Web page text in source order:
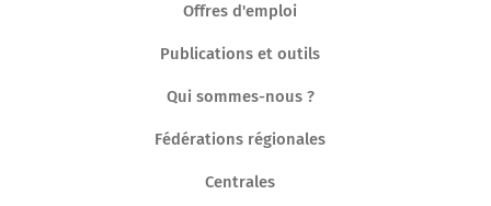
Offres d'emploi
Publications et outils
Qui sommes-nous ?
Fédérations régionales
Centrales